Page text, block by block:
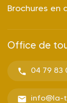
Brochures en
Office de
04 79 83
info@la-